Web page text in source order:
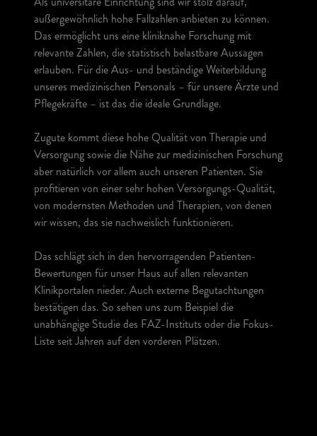
außergewöhnlich hohe Fallzahlen anbieten zu können.
Das ermöglicht uns eine kliniknahe Forschung mit
relevante Zahlen, die statistisch belastbare Aussagen
erlauben. Für die Aus- und beständige Weiterbildung
unseres medizinischen Personals – für unsere Ärzte und
Pflegekräfte – ist das die ideale Grundlage.
Zugute kommt diese hohe Qualität von Therapie und
Versorgung sowie die Nähe zur medizinischen Forschung
aber natürlich vor allem auch unseren Patienten. Sie
profitieren von einer sehr hohen Versorgungs-Qualität,
von modernsten Methoden und Therapien, von denen
wir wissen, das sie nachweislich funktionieren.
Das schlägt sich in den hervorragenden Patienten-
Bewertungen für unser Haus auf allen relevanten
Klinikportalen nieder. Auch externe Begutachtungen
bestätigen das. So sehen uns zum Beispiel die
unabhängige Studie des FAZ-Instituts oder die Fokus-
Liste seit Jahren auf den vorderen Plätzen.